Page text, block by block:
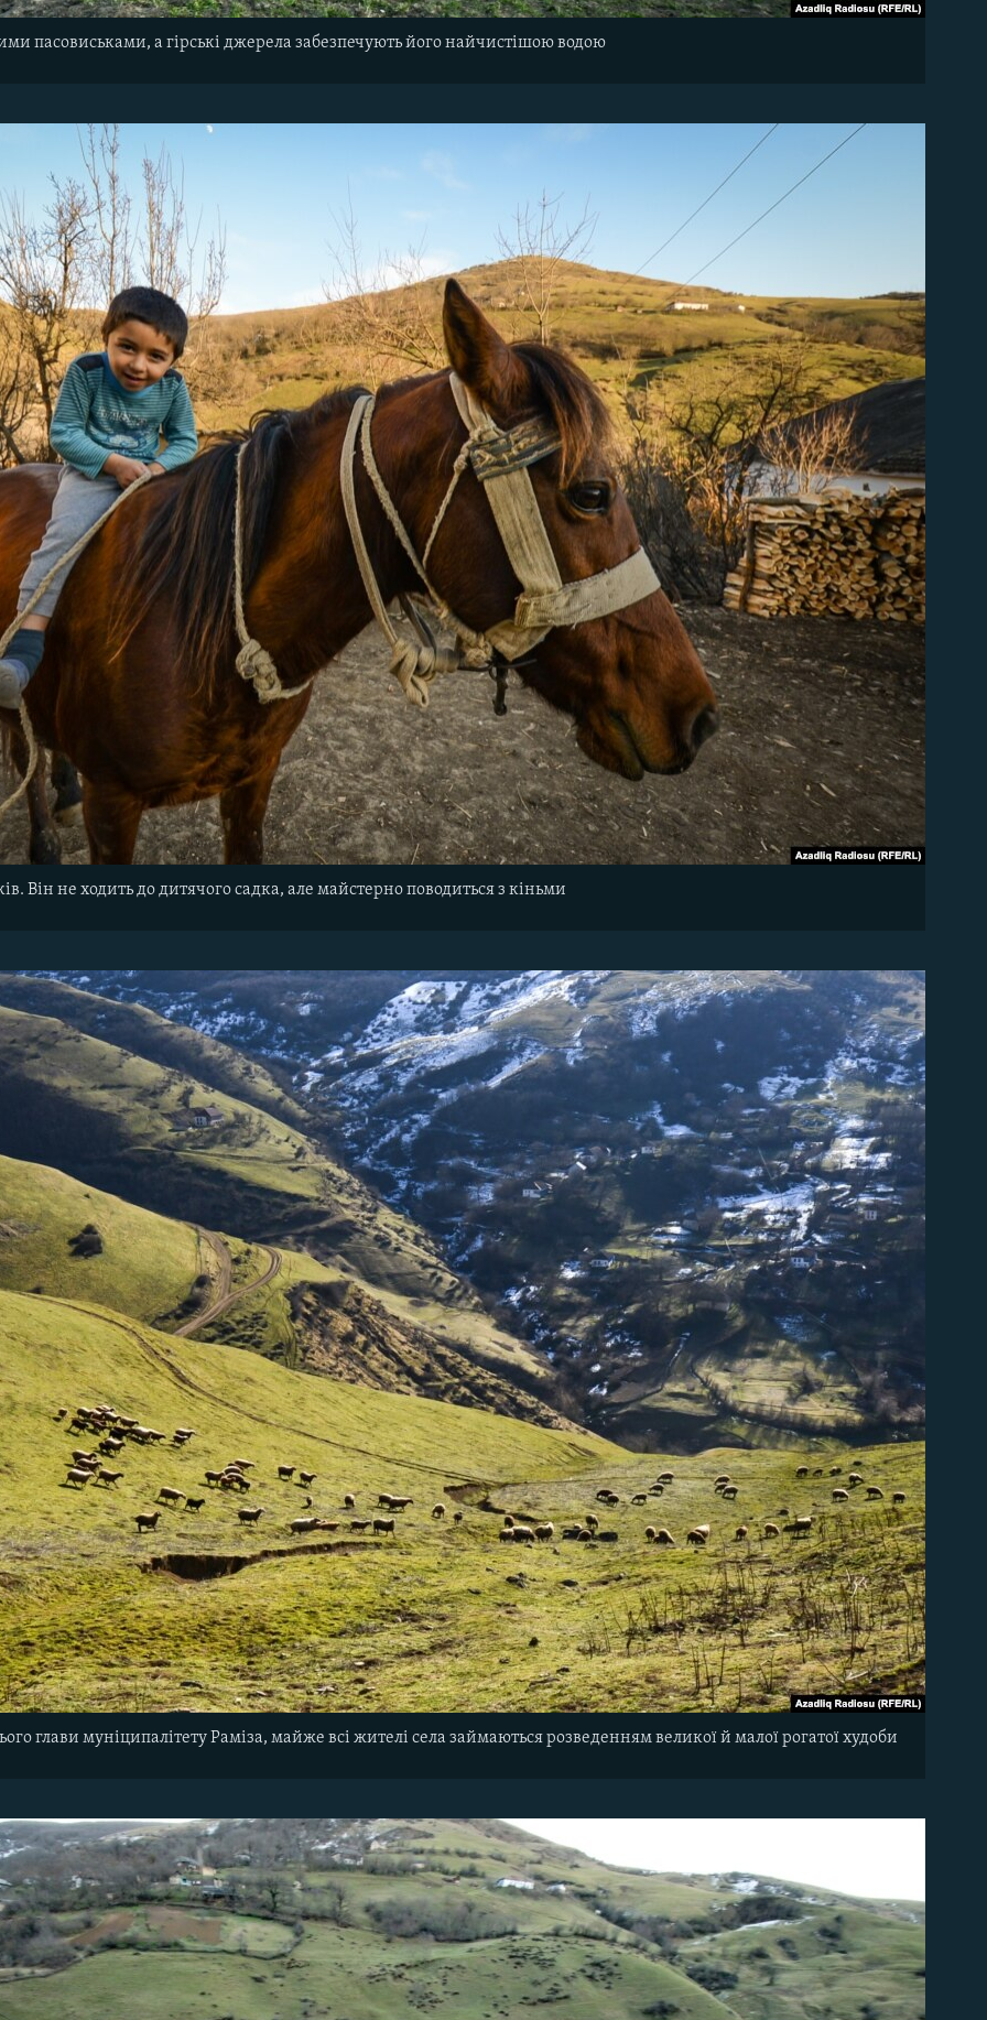
пасовиськами, а гірські джерела забезпечують його найчистішою водою
Він не ходить до дитячого садка, але майстерно поводиться з кіньми
глави муніципалітету Раміза, майже всі жителі села займаються розведенням великої ймалої рогатої худоби